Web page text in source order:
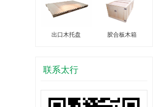
出口木托盘 胶合板木箱
联系太行